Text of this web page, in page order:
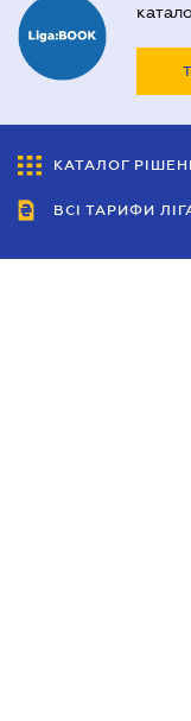
КАТАЛОГ
ВСІ ТАРИФИ